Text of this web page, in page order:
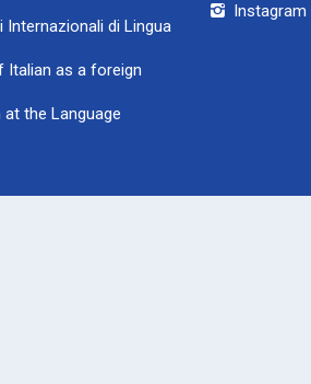
Internazionali di Lingua
Italian as a foreign
at the Language
Instagram